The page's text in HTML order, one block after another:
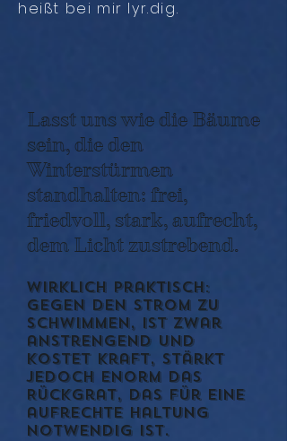
heißt bei mir lyr.dig.
Lasst uns wie die Bäume
sein, die den
Winterstürmen
standhalten: frei,
friedvoll, stark, aufrecht,
dem Licht zustrebend.
Wirklich praktisch:
Gegen den Strom zu
schwimmen, ist zwar
anstrengend und
kostet Kraft, stärkt
jedoch enorm das
Rückgrat, das für eine
aufrechte Haltung
notwendig ist.